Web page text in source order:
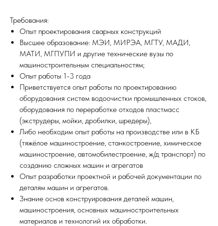
Требования:
Опыт проектирования сварных конструкций
Высшее образование: МЭИ‚ МИРЭА‚ МГТУ‚ МАДИ‚
МАТИ‚ МГПУПИ и другие технические вузы по
машиностроительным специальностям;
Опыт работы 1-3 года
Приветствуется опыт работы по проектированию
оборудования систем водоочистки промышленных стоков,
оборудования по переработке отходов пластмасс
(экструдеры, мойки, дробилки, шредеры),
Либо необходим опыт работы на производстве или в КБ
(тяжёлое машиностроение, станкостроение, химическое
машиностроение, автомобилестроение, ж/д транспорт) по
созданию сложных машин и агрегатов
Опыт разработки проектной и рабочей документации по
деталям машин и агрегатов.
Знание основ конструирования деталей машин,
машиностроения, основных машиностроительных
материалов и технологий их обработки.